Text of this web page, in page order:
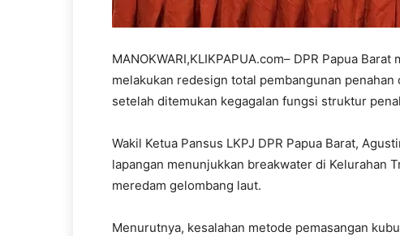
MANOKWARI,KLIKPAPUA.com– DPR Papua
melakukan redesign total pembangunan
setelah ditemukan kegagalan fungsi struktur
Wakil Ketua Pansus LKPJ DPR Papua Barat,
lapangan menunjukkan breakwater di Kelurahan
meredam gelombang laut.
Menurutnya, kesalahan metode pemasangan